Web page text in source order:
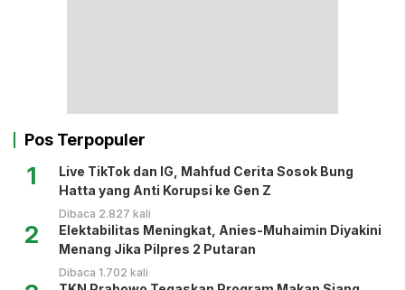
Pos Terpopuler
1
Live TikTok dan IG, Mahfud Cerita Sosok Bung
Hatta yang Anti Korupsi ke Gen Z
Dibaca 2.827 kali
2
Elektabilitas Meningkat, Anies-Muhaimin Diyakini
Menang Jika Pilpres 2 Putaran
Dibaca 1.702 kali